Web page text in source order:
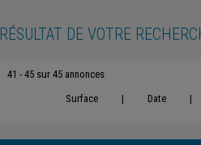
RÉSULTAT DE VOTRE
41 - 45 sur 45 annonces
Surface
| Date |